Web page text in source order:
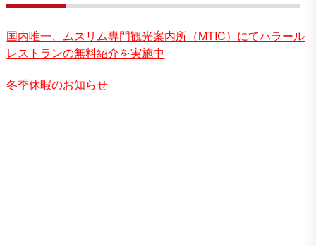
国内唯一、ムスリム専門観光案内所（MTIC）にてハラール
レストランの無料紹介を実施中
冬季休暇のお知らせ